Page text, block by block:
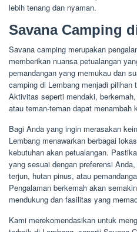
lebih tenang dan nyaman.
Savana Camping
Savana camping merupakan
memberikan nuansa petualangan
pemandangan yang memukau dan
camping di Lembang menjadi pilihan
Aktivitas seperti mendaki,
atau teman-teman dapat menambah
Bagi Anda yang ingin merasakan
Lembang menawarkan berbagai
kebutuhan akan petualangan.
yang sesuai dengan preferensi
terjun, hutan pinus, atau
Pengalaman berkemah akan
mendukung dan fasilitas yang
Kami merekomendasikan untuk